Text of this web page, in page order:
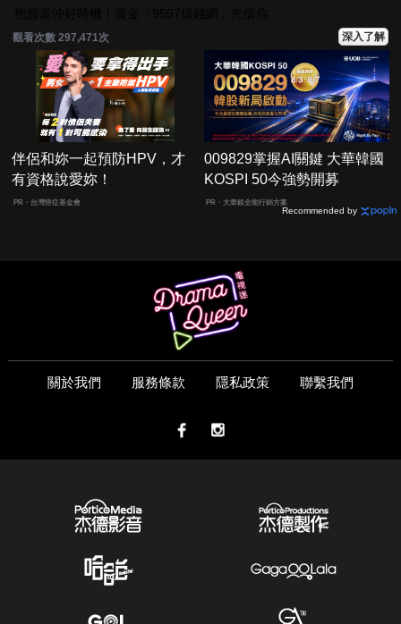
觀看次數 297,471次 深入了解
伴侶和妳一起預防HPV，才
有資格說愛妳！
PR・台灣癌症基金會
009829掌握AI關鍵 大華韓國
KOSPI 50今強勢開募
PR・大華銀全能行銷方案
Recommended by
關於我們 服務條款 隱私政策 聯繫我們